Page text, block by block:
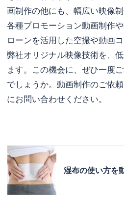
画制作の他にも、幅広い映像
各種プロモーション動画制作
ローンを活用した空撮や動画
弊社オリジナル映像技術を、
ます。この機会に、ぜひ一度
でしょうか。動画制作のご依
にお問い合わせください。
湿布の使い方を